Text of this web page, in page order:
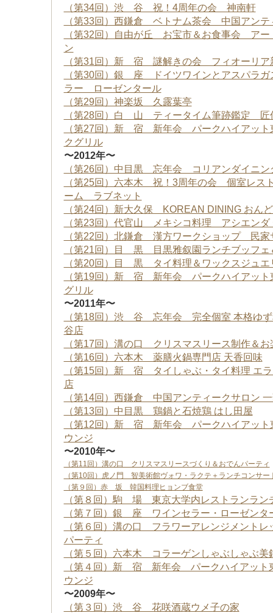
（第34回）渋 谷 祝！4周年の会 神南軒
（第33回）西鎌倉 ベトナム茶会 中国アンテ
（第32回）自由が丘 お宝市＆お食事会 アー
ン
（第31回）新 宿 謎解きの会 フィオーリア
（第30回）銀 座 ドイツワインとアスパラガ
ラー ローゼンタール
（第29回）神楽坂 久露葉亭
（第28回）白 山 ティータイム筆跡鑑定 匠
（第27回）新 宿 新年会 パークハイアッ
クグリル
〜2012年〜
（第26回）中目黒 忘年会 コリアンダイニン
（第25回）六本木 祝！3周年の会 個室レス
ーム ラブネット
（第24回）新大久保 KOREAN DINING おん
（第23回）代官山 メキシコ料理 アシエンダ
（第22回）北鎌倉 漢方ワークショップ 民家
（第21回）目 黒 目黒雅叙園ランチブッフェ
（第20回）目 黒 タイ料理＆ワックスジュエ
（第19回）新 宿 新年会 パークハイアット
グリル
〜2011年〜
（第18回）渋 谷 忘年会 完全個室 本格ゆず
谷店
（第17回）溝の口 クリスマスリース制作＆お
（第16回）六本木 薬膳火鍋専門店 天香回味
（第15回）新 宿 タイしゃぶ・タイ料理 エ
店
（第14回）西鎌倉 中国アンティークサロン
（第13回）中目黒 鶏鍋と石焼鶏 はし田屋
（第12回）新 宿 新年会 パークハイアット
ウンジ
〜2010年〜
（第11回）溝の口 クリスマスリースづくり＆おでんパーティ
（第10回）虎ノ門 智美術館ヴォワ・ラクテ＋ランチコンサー
（第９回）赤 坂 韓国料理ヒョンブ食堂
（第８回）駒 場 東京大学内レストランラン
（第７回）銀 座 ワインセラー・ローゼンタ
（第６回）溝の口 フラワーアレンジメントレ
パーティ
（第５回）六本木 コラーゲンしゃぶしゃぶ美
（第４回）新 宿 新年会 パークハイアット
ウンジ
〜2009年〜
（第３回）渋 谷 花咲酒蔵ウメ子の家